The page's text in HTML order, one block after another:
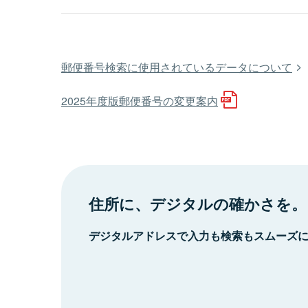
郵便番号検索に使用されているデータについて
2025年度版郵便番号の変更案内
住所に、デジタルの確かさを。
デジタルアドレスで入力も検索もスムーズ